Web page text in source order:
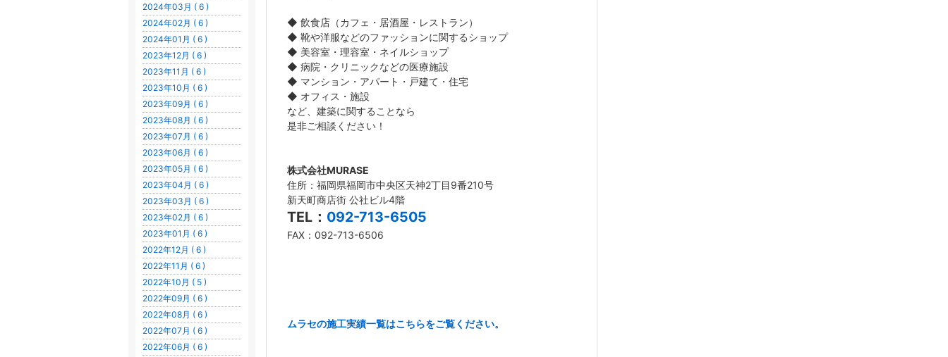
◆ 飲食店（カフェ・居酒屋・レストラン）
◆ 靴や洋服などのファッションに関するショップ
◆ 美容室・理容室・ネイルショップ
◆ 病院・クリニックなどの医療施設
◆ マンション・アパート・戸建て・住宅
◆ オフィス・施設
など、建築に関することなら
是非ご相談ください！
株式会社MURASE
住所：福岡県福岡市中央区天神2丁目9番210号
新天町商店街 公社ビル4階
TEL： 092-713-6505
FAX：092-713-6506
ムラセの施工実績一覧はこちらをご覧ください。
2024年03月 ( 6 )
2024年02月 ( 6 )
2024年01月 ( 6 )
2023年12月 ( 6 )
2023年11月 ( 6 )
2023年10月 ( 6 )
2023年09月 ( 6 )
2023年08月 ( 6 )
2023年07月 ( 6 )
2023年06月 ( 6 )
2023年05月 ( 6 )
2023年04月 ( 6 )
2023年03月 ( 6 )
2023年02月 ( 6 )
2023年01月 ( 6 )
2022年12月 ( 6 )
2022年11月 ( 6 )
2022年10月 ( 5 )
2022年09月 ( 6 )
2022年08月 ( 6 )
2022年07月 ( 6 )
2022年06月 ( 6 )